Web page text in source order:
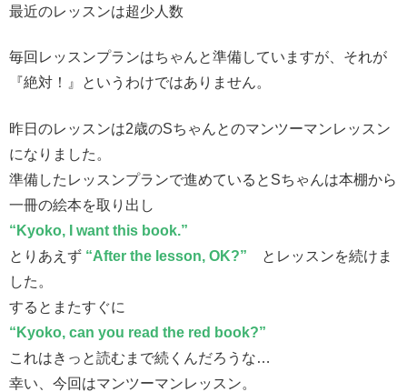
最近のレッスンは超少人数
毎回レッスンプランはちゃんと準備していますが、それが
『絶対！』というわけではありません。
昨日のレッスンは2歳のSちゃんとのマンツーマンレッスン
になりました。
準備したレッスンプランで進めているとSちゃんは本棚から
一冊の絵本を取り出し
“Kyoko, I want this book.”
とりあえず “After the lesson, OK?” とレッスンを続けま
した。
するとまたすぐに
“Kyoko, can you read the red book?”
これはきっと読むまで続くんだろうな…
幸い、今回はマンツーマンレッスン。